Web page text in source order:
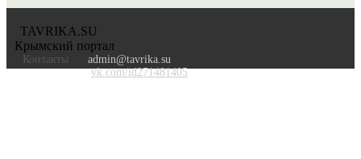
TAVRIKA.SU
Крымский портал
Контакты
admin@tavrika.su
vk.com/id271481405